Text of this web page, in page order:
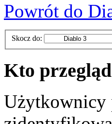
Powrót do
Skocz do:
Kto
Użytkownicy